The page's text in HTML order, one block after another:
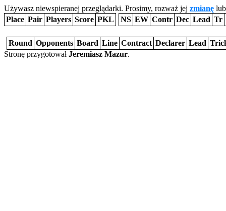
Używasz niewspieranej przeglądarki. Prosimy, rozważ jej zmianę
Place Pair Players Score PKL NS EW Contr Dec Lead Tr
Round Opponents Board Line Contract Declarer Lead
Stronę przygotowałJeremiasz Mazur.